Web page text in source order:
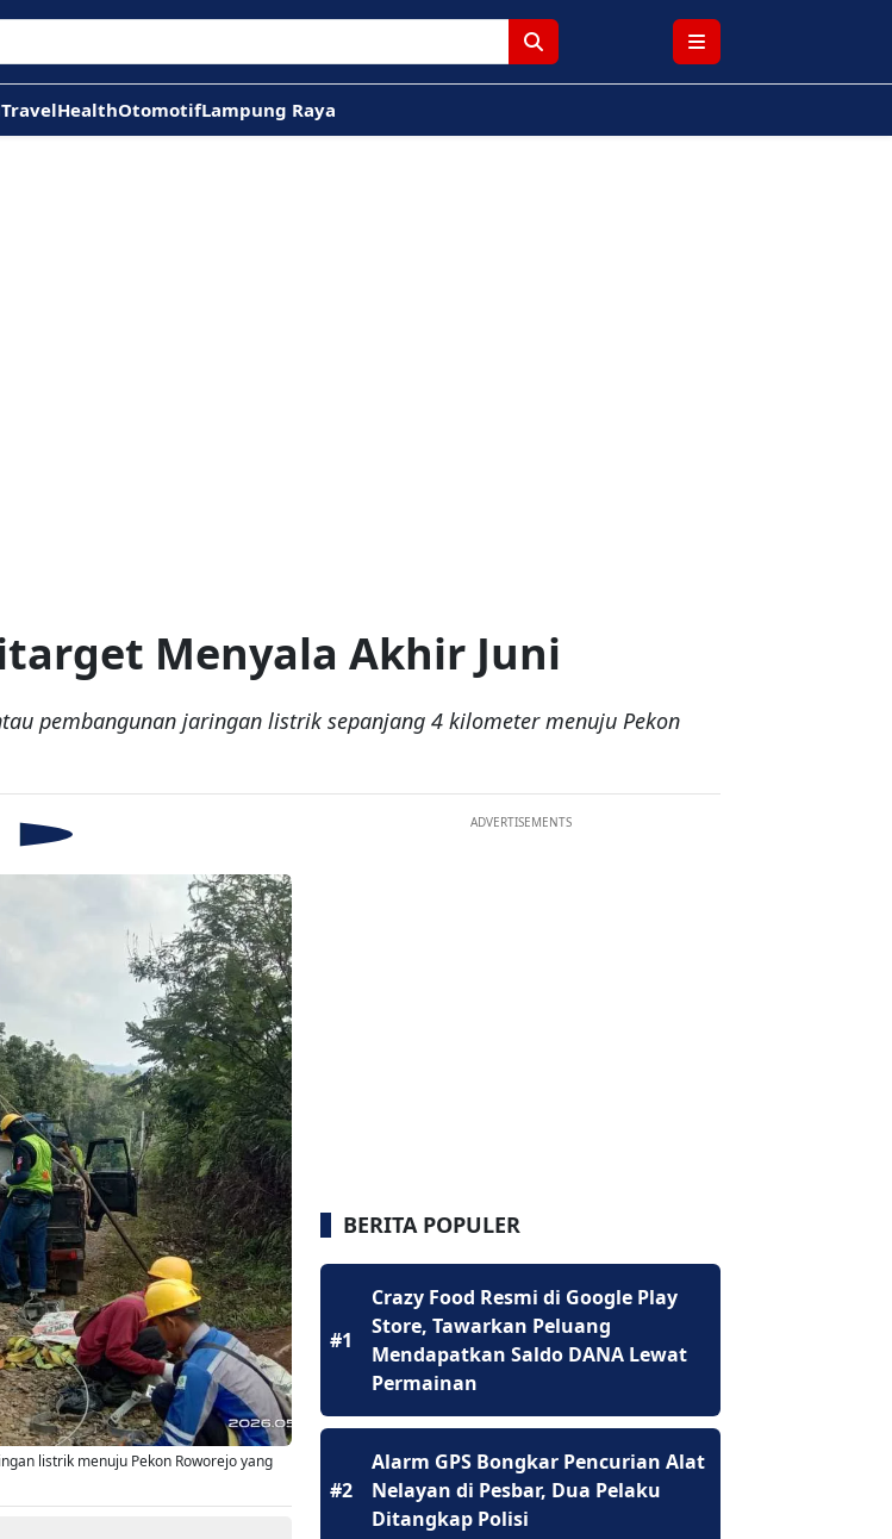
TravelHealthOtomotifLampung Raya
Menyala Akhir Juni
pembangunan jaringan listrik sepanjang 4 kilometer menuju Pekon
listrik menuju Pekon Roworejo yang
ADVERTISEMENTS
BERITA POPULER
#1
Crazy Food Resmi di Google Play
Store, Tawarkan Peluang
Mendapatkan Saldo DANA Lewat
Permainan
#2
Alarm GPS Bongkar Pencurian Alat
Nelayan di Pesbar, Dua Pelaku
Ditangkap Polisi